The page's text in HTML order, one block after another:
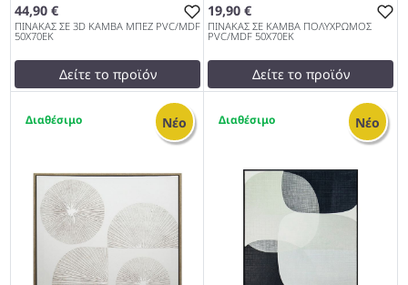
44,90 €
ΠΙΝΑΚΑΣ ΣΕ 3D ΚΑΜΒΑ ΜΠΕΖ PVC/MDF
50Χ70ΕΚ
Δείτε το προϊόν
ΠΙΝΑΚΑΣ ΣΕ 3D ΚΑΜΒΑ
ΜΠΕΖ PVC/MDF 50Χ70ΕΚ
19,90 €
ΠΙΝΑΚΑΣ ΣΕ ΚΑΜΒΑ ΠΟΛΥΧΡΩΜΟΣ
PVC/MDF 50Χ70ΕΚ
Δείτε το προϊόν
ΠΙΝΑΚΑΣ ΣΕ ΚΑΜΒΑ
ΠΟΛΥΧΡΩΜΟΣ PVC/MDF
50Χ70ΕΚ 1027
Νέο Νέο